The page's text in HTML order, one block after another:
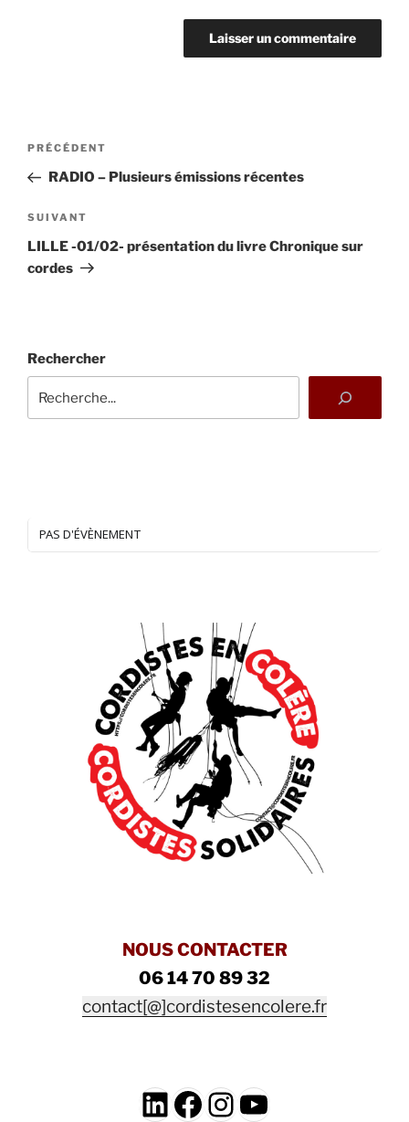
Navigation
l’article
Article
précédent
PRÉCÉDENT
RADIO – Plusieurs émissions récentes
Article
suivant
SUIVANT
LILLE -01/02- présentation du livre Chronique sur
cordes
Rechercher
PAS D'ÉVÈNEMENT
NOUS CONTACTER
06 14 70 89 32
contact[@]cordistesencolere.fr
LinkedIn
Facebook
Instagram
YouTube